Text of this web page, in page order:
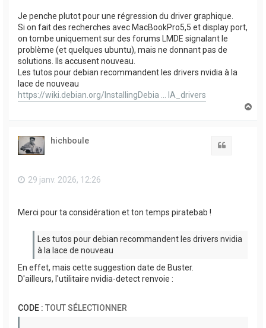
Je penche plutot pour une régression du driver graphique.
Si on fait des recherches avec MacBookPro5,5 et display port,
on tombe uniquement sur des forums LMDE signalant le
problème (et quelques ubuntu), mais ne donnant pas de
solutions. Ils accusent nouveau.
Les tutos pour debian recommandent les drivers nvidia à la
lace de nouveau
https://wiki.debian.org/InstallingDebia ... IA_drivers
hichboule
29 janv. 2026, 12:26
Merci pour ta considération et ton temps piratebab !
Les tutos pour debian recommandent les drivers nvidia
à la lace de nouveau
En effet, mais cette suggestion date de Buster.
D'ailleurs, l'utilitaire nvidia-detect renvoie :
CODE : TOUT SÉLECTIONNER